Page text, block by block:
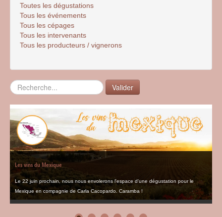
Toutes les dégustations
Tous les événements
Tous les cépages
Tous les intervenants
Tous les producteurs / vignerons
Rechercher Valider
Les vins du Mexique
Le 22 juin prochain, nous nous envolerons l'espace d'une dégustation pour le
Mexique en compagnie de Carla Cacopardo. Caramba !